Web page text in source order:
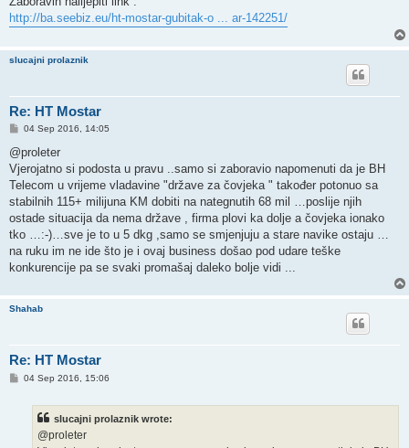
http://ba.seebiz.eu/ht-mostar-gubitak-o ... ar-142251/
slucajni prolaznik
Re: HT Mostar
P
s
t
04 Sep 2016, 14:05
@proleter
Vjerojatno si podosta u pravu ..samo si zaboravio napomenuti da je BH
Telecom u vrijeme vladavine "države za čovjeka " također potonuo sa
stabilnih 115+ milijuna KM dobiti na nategnutih 68 mil …poslije njih
ostade situacija da nema države , firma plovi ka dolje a čovjeka ionako
tko …:-)…sve je to u 5 dkg ,samo se smjenjuju a stare navike ostaju …
na ruku im ne ide što je i ovaj business došao pod udare teške
konkurencije pa se svaki promašaj daleko bolje vidi ...
Shahab
Re: HT Mostar
P04 Sep 2016, 15:06
slucajni prolaznik wrote:
@proleter